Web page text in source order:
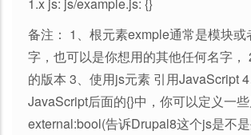
备注： 1、根元素exmple通常是模块或
字，也可以是你想用的其他任何名字，
的版本 3、使用js元素 引用JavaScript
JavaScript后面的{}中，你可以定义一
external:bool(告诉Drupal8这个js是不